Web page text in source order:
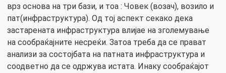
врз основа на три бази, и тоа : Човек (возач), возило и
пат(инфраструктура). Од тој аспект секако дека
застарената инфраструктура влијае на зголемување
на сообраќајните несреќи. Затоа треба да се прават
анализи за состојбата на патната инфраструктура и
соодветно да се одржува истата. Инаку сообраќајот